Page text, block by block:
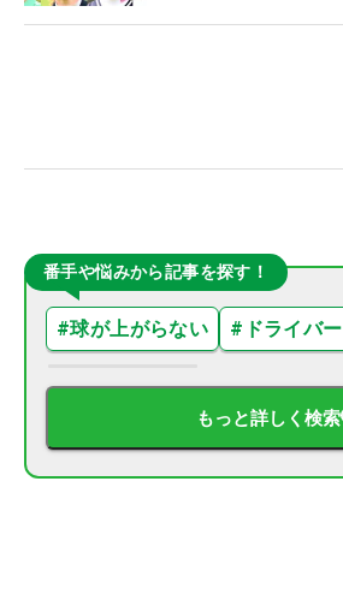
番手や悩みから記事を探す！
#球が上がらない # ドライバー
もっと詳しく検索